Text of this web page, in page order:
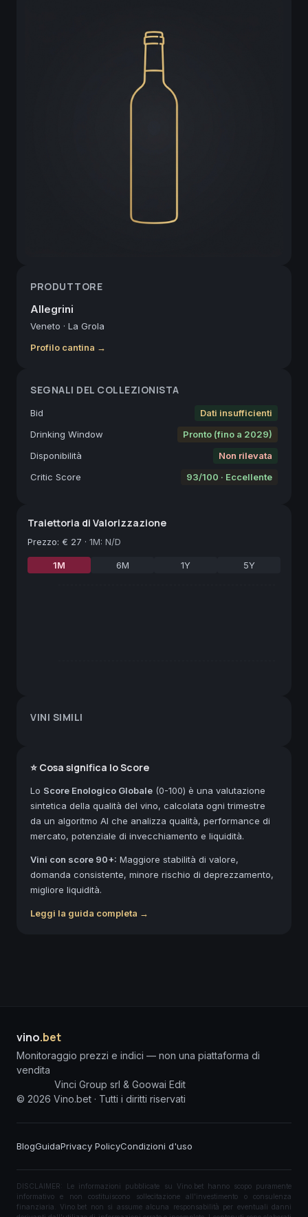
PRODUTTORE
Allegrini
Veneto · La Grola
Profilo cantina →
SEGNALI DEL COLLEZIONISTA
Bid
Dati insufficienti
Drinking Window
Pronto (fino a 2029)
Disponibilità
Non rilevata
Critic Score
93/100 · Eccellente
Traiettoria di Valorizzazione
Prezzo: € 27 · 1M: N/D
1M 6M 1Y 5Y
VINI SIMILI
⭐ Cosa significa lo Score
Lo Score Enologico Globale (0-100) è una valutazione
sintetica della qualità del vino, calcolata ogni trimestre
da un algoritmo AI che analizza qualità, performance di
mercato, potenziale di invecchiamento e liquidità.
Vini con score 90+: Maggiore stabilità di valore,
domanda consistente, minore rischio di deprezzamento,
migliore liquidità.
Leggi la guida completa →
vino.bet
Monitoraggio prezzi e indici — non una piattaforma di
vendita
Vinci Group srl & Goowai Edit
© 2026 Vino.bet · Tutti i diritti riservati
BlogGuidaPrivacy PolicyCondizioni d'uso
DISCLAIMER: Le informazioni pubblicate su Vino.bet hanno scopo puramente
informativo e non costituiscono sollecitazione all'investimento o consulenza
finanziaria. Vino.bet non si assume alcuna responsabilità per eventuali danni